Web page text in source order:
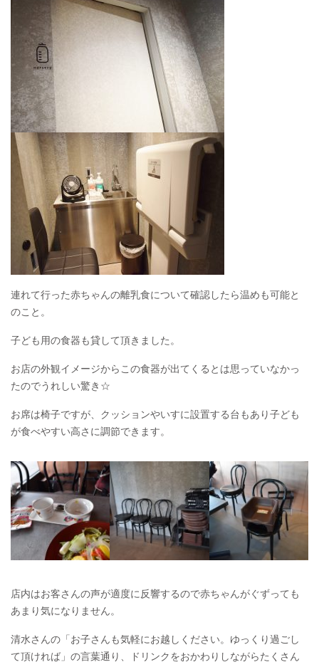
連れて行った赤ちゃんの離乳食について確認したら温めも可能と
のこと。
子ども用の食器も貸して頂きました。
お店の外観イメージからこの食器が出てくるとは思っていなかっ
たのでうれしい驚き☆
お席は椅子ですが、クッションやいすに設置する台もあり子ども
が食べやすい高さに調節できます。
店内はお客さんの声が適度に反響するので赤ちゃんがぐずっても
あまり気になりません。
清水さんの「お子さんも気軽にお越しください。ゆっくり過ごし
て頂ければ」の言葉通り、ドリンクをおかわりしながらたくさん